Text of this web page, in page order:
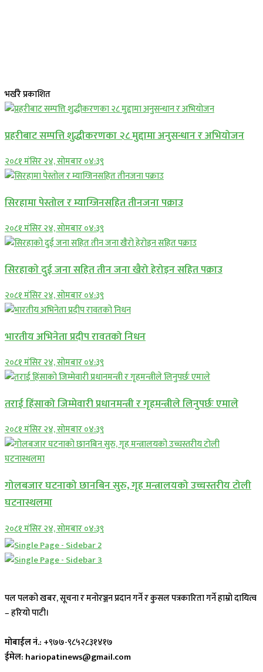
भर्खरै प्रकाशित
प्रहरीबाट सम्पत्ति शुद्धीकरणका २८ मुद्दामा अनुसन्धान र अभियोजन
२०८१ मंसिर २४, सोमबार ०४:३९
सिरहामा पेस्तोल र म्याग्जिनसहित तीनजना पक्राउ
२०८१ मंसिर २४, सोमबार ०४:३९
सिरहाकाे दुई जना सहित तीन जना खैरो हेरोइन सहित पक्राउ
२०८१ मंसिर २४, सोमबार ०४:३९
भारतीय अभिनेता प्रदीप रावतको निधन
२०८१ मंसिर २४, सोमबार ०४:३९
तराई हिंसाको जिम्मेवारी प्रधानमन्त्री र गृहमन्त्रीले लिनुपर्छः एमाले
२०८१ मंसिर २४, सोमबार ०४:३९
गोलबजार घटनाको छानबिन सुरु, गृह मन्त्रालयको उच्चस्तरीय टोली
घटनास्थलमा
२०८१ मंसिर २४, सोमबार ०४:३९
पल पलको खबर, सूचना र मनोरञ्जन प्रदान गर्ने र कुसल पत्रकारिता गर्ने हाम्रो दायित्व
– हरियो पाटी।
मोबाईल नं.: +९७७-९८५२८३१४१७
ईमेल: hariopatinews@gmail.com